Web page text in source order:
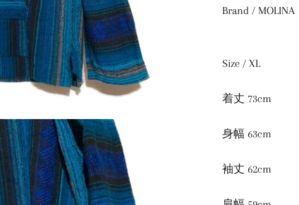
Brand / MOLINA
Size / XL
着丈 73cm
身幅 63cm
袖丈 62cm